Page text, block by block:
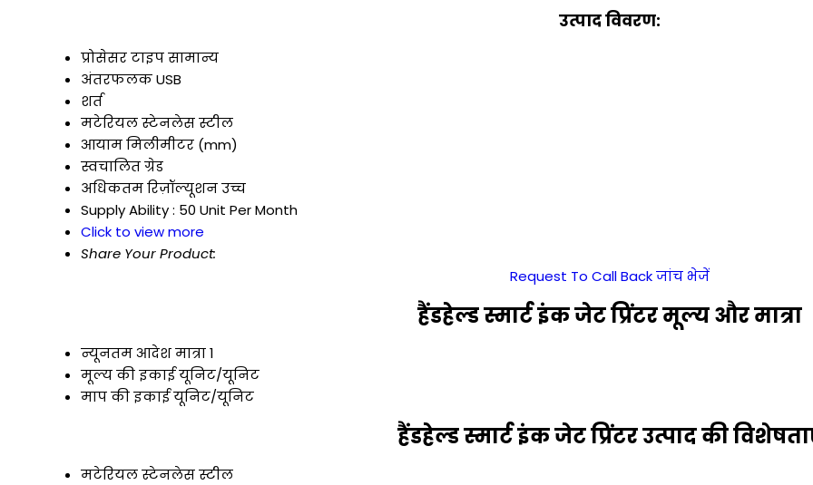
उत्पाद विवरण:
प्रोसेसर टाइपसामान्य
अंतरफलकUSB
शर्त
मटेरियलस्टेनलेस स्टील
आयाममिलीमीटर (mm)
स्वचालित ग्रेड
अधिकतम रिज़ॉल्यूशनउच्च
Supply Ability : 50 Unit Per Month
Click to view more
Share Your Product:
Request To Call Backजांच भेजें
हैंडहेल्ड स्मार्ट इंक जेट प्रिंटर मूल्य और मात्रा
न्यूनतम आदेश मात्रा1
मूल्य की इकाईयूनिट/यूनिट
माप की इकाईयूनिट/यूनिट
हैंडहेल्ड स्मार्ट इंक जेट प्रिंटर उत्पाद की
मटेरियलस्टेनलेस स्टील